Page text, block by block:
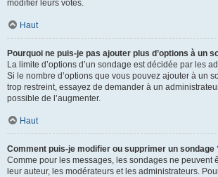
modifier leurs votes.
Haut
Pourquoi ne puis-je pas ajouter plus d’options à un
La limite d’options d’un sondage est décidée par les
Si le nombre d’options que vous pouvez ajouter à un
trop restreint, essayez de demander à un
possible de l’augmenter.
Haut
Comment puis-je modifier ou supprimer un sondage
Comme pour les messages, les sondages ne peuvent
leur auteur, les modérateurs et les administrateurs.